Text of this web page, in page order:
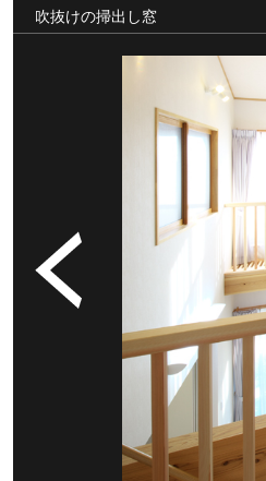
吹抜けの掃出し窓